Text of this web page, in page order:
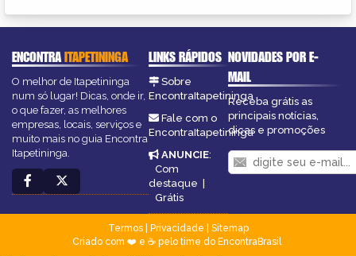
ENCONTRAITAPETININGA
O melhor de Itapetininga
num só lugar! Dicas, onde ir,
o que fazer, as melhores
empresas, locais, serviços e
muito mais no guia Encontra
Itapetininga.
LINKS RÁPIDOS
Sobre
EncontraItapetininga
Fale com o
EncontraItapetininga
ANUNCIE:
Com
destaque |
Grátis
NOVIDADES POR E-
MAIL
Receba grátis as
principais notícias,
dicas e promoções
Termos| Privacidade
Sitemap
Criado com ❤️ e ☕ pelo time do EncontraBrasil